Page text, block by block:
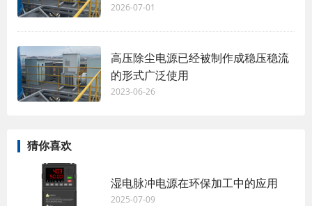
2026-07-01
高压除尘电源已经被制作成稳压稳流
的形式广泛使用
2023-06-26
猜你喜欢
湿电脉冲电源在环保加工中的应用
2025-07-09